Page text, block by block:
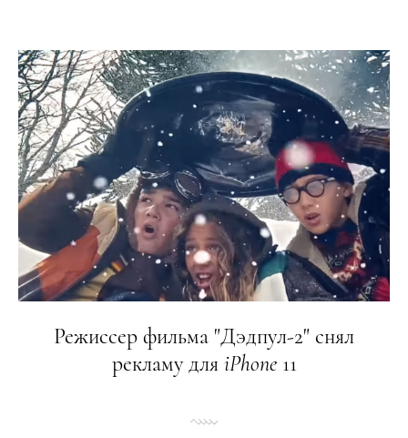
Режиссер фильма "Дэдпул-2" снял
рекламу для iPhone11